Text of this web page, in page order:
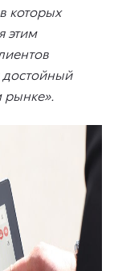
которых
этим
рынке».